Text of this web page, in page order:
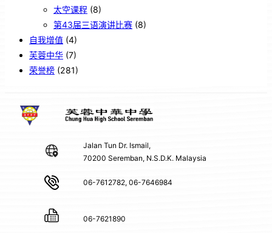
太空课程 (8)
第43届三语演讲比赛 (8)
自我增值 (4)
芙蓉中华 (7)
荣誉榜 (281)
Jalan Tun Dr. Ismail,
70200 Seremban, N.S.D.K. Malaysia
06-7612782, 06-7646984
06-7621890